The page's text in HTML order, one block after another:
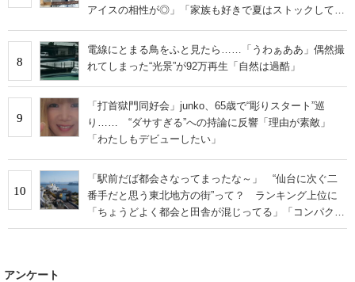
アイスの相性が◎」「家族も好きで夏はストックして
8
電線にとまる鳥をふと見たら……「うわぁああ」偶然撮
れてしまった“光景”が92万再生「自然は過酷」
9
「打首獄門同好会」junko、65歳で“彫りスタート”巡
り…… “ダサすぎる”への持論に反響「理由が素敵」
「わたしもデビューしたい」
10
「駅前だば都会さなってまったな～」 “仙台に次ぐ二
番手だと思う東北地方の街”って？ ランキング上位に
「ちょうどよく都会と田舎が混じってる」「コンパクト
にまとまったいい街」の声
アンケート